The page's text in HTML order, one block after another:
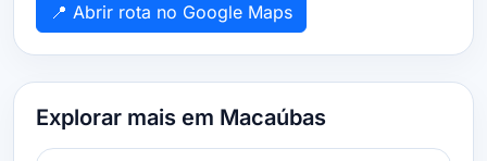
📍 Abrir rota no Google Maps
Explorar mais em Macaúbas